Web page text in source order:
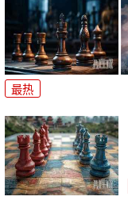
最热